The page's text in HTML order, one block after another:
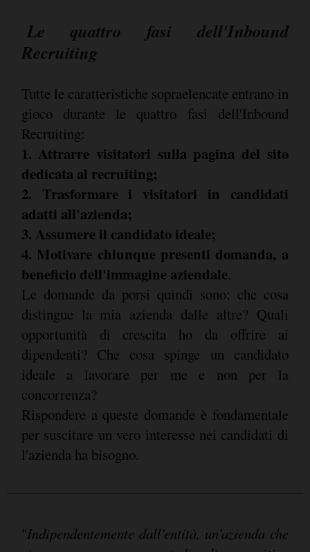
Le quattro fasi dell'Inbound
Recruiting
Tutte le caratteristiche sopraelencate entrano in
gioco durante le quattro fasi dell'Inbound
Recruiting:
1. Attrarre visitatori sulla pagina del sito
dedicata al recruiting;
2. Trasformare i visitatori in candidati
adatti all'azienda;
3. Assumere il candidato ideale;
4. Motivare chiunque presenti domanda, a
beneficio dell'immagine aziendale.
Le domande da porsi quindi sono: che cosa
distingue la mia azienda dalle altre? Quali
opportunità di crescita ho da offrire ai
dipendenti? Che cosa spinge un candidato
ideale a lavorare per me e non per la
concorrenza?
Rispondere a queste domande è fondamentale
per suscitare un vero interesse nei candidati di
l'azienda ha bisogno.
"Indipendentemente dall'entità, un'azienda che